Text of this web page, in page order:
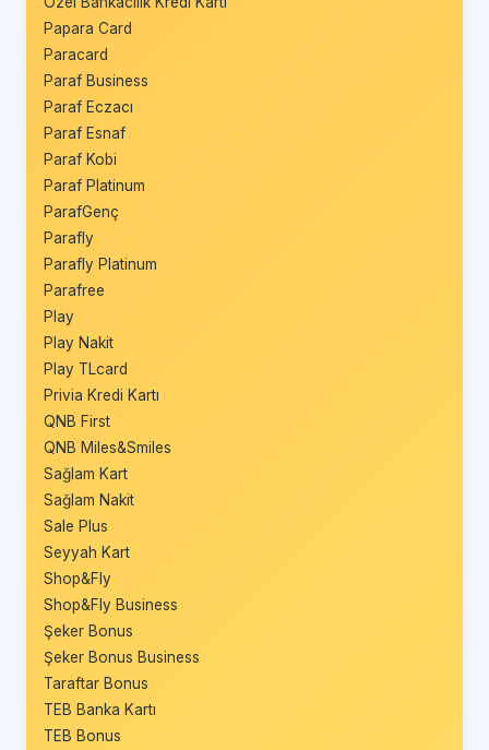
Papara Card
Paracard
Paraf Business
Paraf Eczacı
Paraf Esnaf
Paraf Kobi
Paraf Platinum
ParafGenç
Parafly
Parafly Platinum
Parafree
Play
Play Nakit
Play TLcard
Privia Kredi Kartı
QNB First
QNB Miles&Smiles
Sağlam Kart
Sağlam Nakit
Sale Plus
Seyyah Kart
Shop&Fly
Shop&Fly Business
Şeker Bonus
Şeker Bonus Business
Taraftar Bonus
TEB Banka Kartı
TEB Bonus